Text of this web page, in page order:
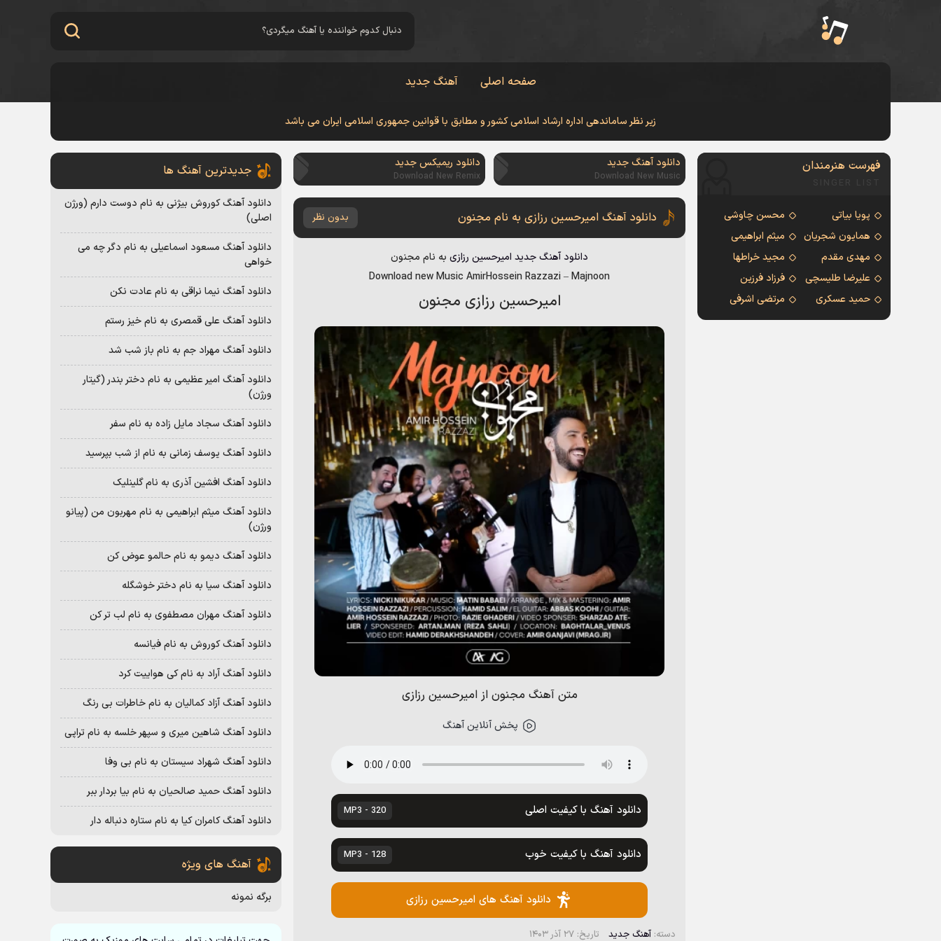
صفحه اصلی آهنگ جدید
زیر نظر ساماندهی اداره ارشاد اسلامی کشور و مطابق با قوانین جمهوری اسلامی ایران می باشد
دانلود آهنگ جدید
Download New Music
دانلود ریمیکس جدید
Download New Remix
دانلود آهنگ امیرحسین رزازی به نام مجنون بدون نظر
دانلود آهنگ جدید امیرحسین رزازی به نام مجنون
Download new Music AmirHossein Razzazi–Majnoon
امیرحسین رزازی مجنون
متن آهنگ مجنون از امیرحسین رزازی
پخش آنلاین آهنگ
دانلود آهنگ با کیفیت اصلی 320 - MP3
دانلود آهنگ با کیفیت خوب 128 - MP3
دانلود آهنگ های امیرحسین رزازی
دسته:آهنگ جدید تاریخ: ۲۷ آذر ۱۴۰۳
فهرست هنرمندان
پویا بیاتی
محسن چاوشی
همایون شجریان
میثم ابراهیمی
مهدی مقدم
مجید خراطها
علیرضا طلیسچی
فرزاد فرزین
حمید عسکری
مرتضی اشرفی
جدیدترین آهنگ ها
دانلود آهنگ کوروش بیژنی به نام دوست دارم (ورژن
اصلی)
دانلود آهنگ مسعود اسماعیلی به نام دگر چه می
خواهی
دانلود آهنگ نیما نراقی به نام عادت نکن
دانلود آهنگ علی قمصری به نام خیز رستم
دانلود آهنگ مهراد جم به نام باز شب شد
دانلود آهنگ امیر عظیمی به نام دختر بندر (گیتار
ورژن)
دانلود آهنگ سجاد مایل زاده به نام سفر
دانلود آهنگ یوسف زمانی به نام از شب بپرسید
دانلود آهنگ افشین آذری به نام گلینلیک
دانلود آهنگ میثم ابراهیمی به نام مهربون من (پیانو
ورژن)
دانلود آهنگ دیمو به نام حالمو عوض کن
دانلود آهنگ سیا به نام دختر خوشگله
دانلود آهنگ مهران مصطفوی به نام لب تر کن
دانلود آهنگ کوروش به نام فیانسه
دانلود آهنگ آراد به نام کی هواییت کرد
دانلود آهنگ آزاد کمالیان به نام خاطرات بی رنگ
دانلود آهنگ شاهین میری و سپهر خلسه به نام تراپی
دانلود آهنگ شهراد سیستان به نام بی وفا
دانلود آهنگ حمید صالحیان به نام بیا بردار ببر
دانلود آهنگ کامران کیا به نام ستاره دنباله دار
آهنگ های ویژه
برگه نمونه